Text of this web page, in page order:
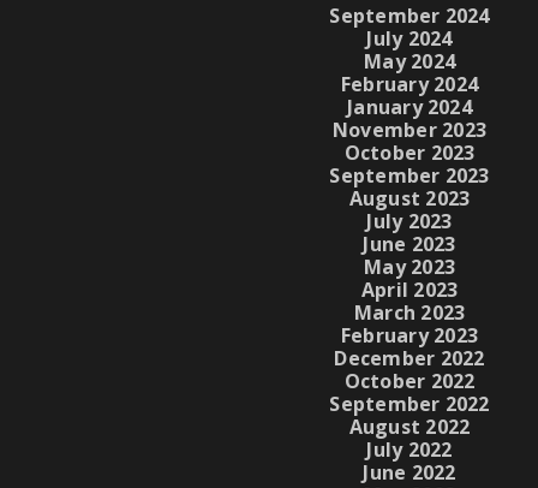
September 2024
July 2024
May 2024
February 2024
January 2024
November 2023
October 2023
September 2023
August 2023
July 2023
June 2023
May 2023
April 2023
March 2023
February 2023
December 2022
October 2022
September 2022
August 2022
July 2022
June 2022